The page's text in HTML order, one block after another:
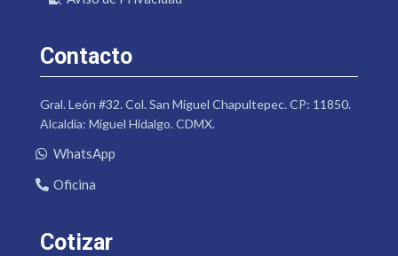
Contacto
Gral. León #32. Col. San Miguel Chapultepec. CP: 11850.
Alcaldía: Miguel Hidalgo. CDMX.
WhatsApp
Oficina
Cotizar